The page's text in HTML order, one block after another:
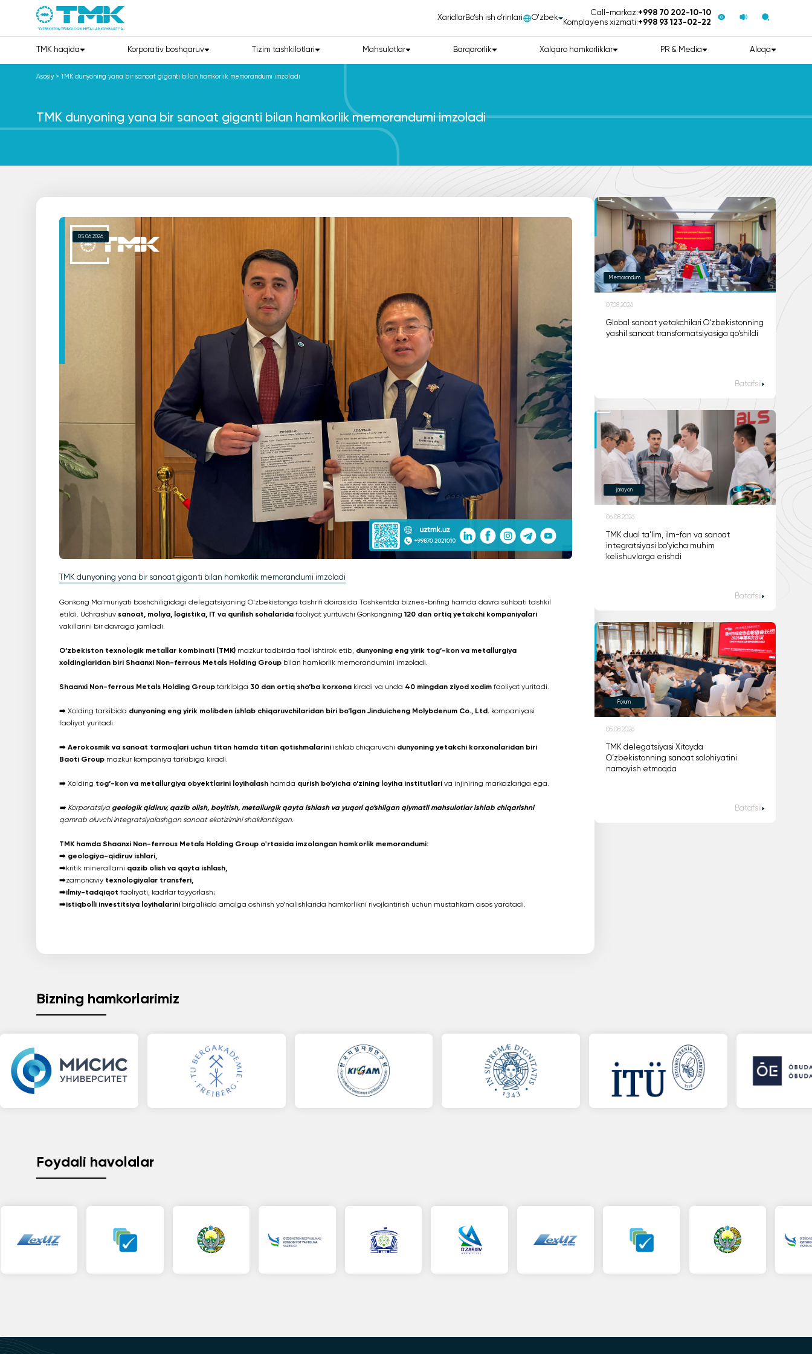
XaridlarBo‘sh ish o‘rinlari О'zbek
Call-markaz:+998 70 202-10-10
Komplayens xizmati:+998 93 123-02-22
TMK haqida Korporativ boshqaruv Tizim tashkilotlari Mahsulotlar Barqarorlik Xalqaro hamkorliklar PR & Media Aloqa
Asosiy > TMK dunyoning yana bir sanoat giganti bilan hamkorlik memorandumi imzoladi
TMK dunyoning yana bir sanoat giganti bilan hamkorlik memorandumi imzoladi
05.06.2026
TMK dunyoning yana bir sanoat giganti bilan hamkorlik memorandumi imzoladi
Gonkong Ma’muriyati boshchiligidagi delegatsiyaning O‘zbekistonga tashrifi doirasida Toshkentda biznes-brifing hamda davra suhbati tashkil
etildi. Uchrashuv sanoat, moliya, logistika, IT va qurilish sohalaridafaoliyat yurituvchi Gonkongning 120 dan ortiq yetakchi kompaniyalari
vakillarini bir davraga jamladi.
O‘zbekiston texnologik metallar kombinati (TMK) mazkur tadbirda faol ishtirok etib, dunyoning eng yirik tog‘-kon va metallurgiya
xoldinglaridan biri Shaanxi Non-ferrous Metals Holding Groupbilan hamkorlik memorandumini imzoladi.
Shaanxi Non-ferrous Metals Holding Grouptarkibiga 30 dan ortiq sho‘ba korxona kiradi va unda 40 mingdan ziyod xodimfaoliyat yuritadi.
➡️ Xolding tarkibida dunyoning eng yirik molibden ishlab chiqaruvchilaridan biri bo‘lgan Jinduicheng Molybdenum Co., Ltd.kompaniyasi
faoliyat yuritadi.
➡️ Aerokosmik va sanoat tarmoqlari uchun titan hamda titan qotishmalariniishlab chiqaruvchi dunyoning yetakchi korxonalaridan biri
Baoti Group mazkur kompaniya tarkibiga kiradi.
➡️ Xolding tog‘-kon va metallurgiya obyektlarini loyihalashhamda qurish bo‘yicha o‘zining loyiha institutlari va injiniring markazlariga ega.
➡️ Korporatsiya geologik qidiruv, qazib olish, boyitish, metallurgik qayta ishlash va yuqori qo‘shilgan qiymatli mahsulotlar ishlab chiqarishni
qamrab oluvchi integratsiyalashgan sanoat ekotizimini shakllantirgan.
TMK hamda Shaanxi Non-ferrous Metals Holding Group o'rtasida imzolangan hamkorlik memorandumi:
➡️ geologiya-qidiruv ishlari,
➡️kritik minerallarni qazib olish va qayta ishlash,
➡️zamonaviytexnologiyalar transferi,
➡️ilmiy-tadqiqot faoliyati, kadrlar tayyorlash;
➡️istiqbolli investitsiya loyihalarinibirgalikda amalga oshirish yo‘nalishlarida hamkorlikni rivojlantirish uchun mustahkam asos yaratadi.
Memorandum
07.08.2026
Global sanoat yetakchilari O‘zbekistonning
yashil sanoat transformatsiyasiga qo‘shildi
Batafsil
jarayon
06.08.2026
TMK dual ta'lim, ilm-fan va sanoat
integratsiyasi bo‘yicha muhim
kelishuvlarga erishdi
Batafsil
Forum
05.08.2026
TMK delegatsiyasi Xitoyda
O‘zbekistonning sanoat salohiyatini
namoyish etmoqda
Batafsil
Bizning hamkorlarimiz
Foydali havolalar